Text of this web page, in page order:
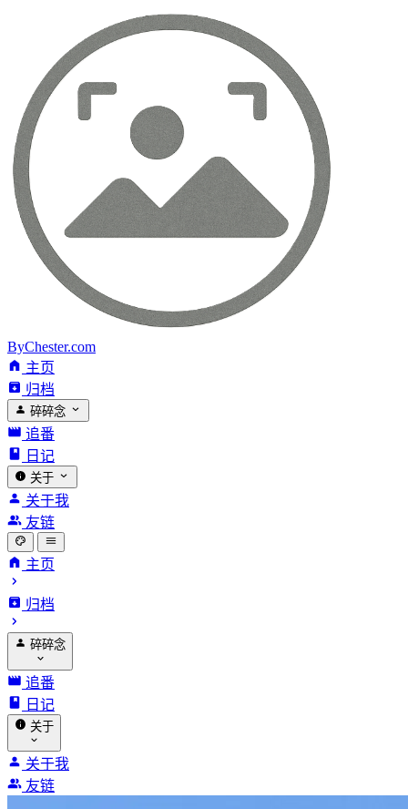
ByChester.com
主页
归档
碎碎念
追番
日记
关于
关于我
友链
主页
归档
碎碎念
追番
日记
关于
关于我
友链